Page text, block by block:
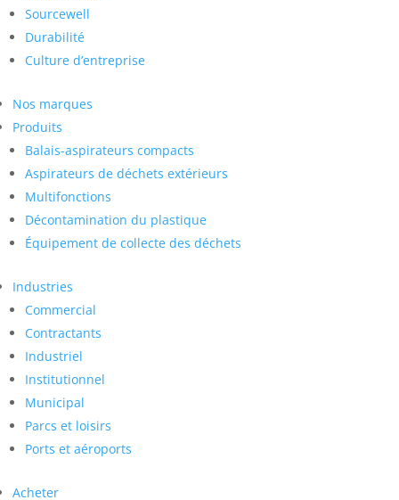
Sourcewell
Durabilité
Culture d’entreprise
Nos marques
Produits
Balais-aspirateurs compacts
Aspirateurs de déchets extérieurs
Multifonctions
Décontamination du plastique
Équipement de collecte des déchets
Industries
Commercial
Contractants
Industriel
Institutionnel
Municipal
Parcs et loisirs
Ports et aéroports
Acheter